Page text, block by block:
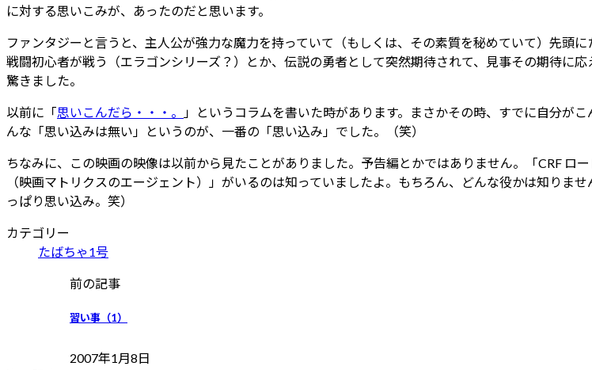
に対する思いこみが、あったのだと思います。
ファンタジーと言うと、主人公が強力な魔力を持っていて（もしくは、その素質を秘めていて）先頭
戦闘初心者が戦う（エラゴンシリーズ？）とか、伝説の勇者として突然期待されて、見事その期待に
驚きました。
以前に「思いこんだら・・・。
」というコラムを書いた時があります。まさかその時、すでに自分が
んな「思い込みは無い」というのが、一番の「思い込み」でした。（笑）
ちなみに、この映画の映像は以前から見たことがありました。予告編とかではありません。「CRF ロ
（映画マトリクスのエージェント）」がいるのは知っていましたよ。もちろん、どんな役かは知りま
っぱり思い込み。笑）
カテゴリー
たばちゃ1号
前の記事
習い事（1）
2007年1月8日